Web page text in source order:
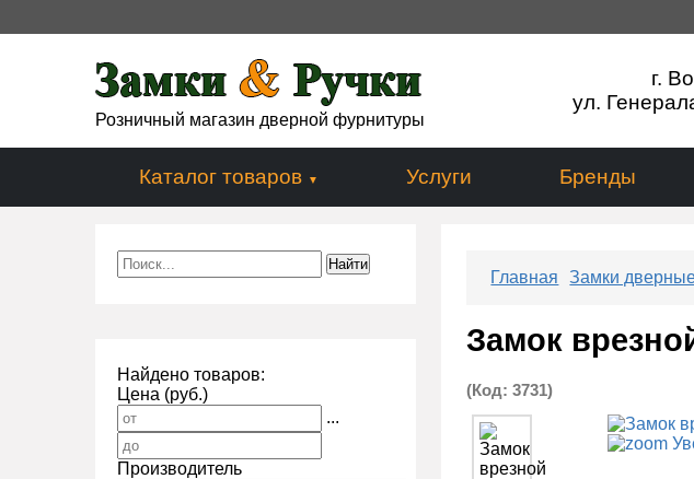
Розничный магазин дверной фурнитуры
г.
ул.
Каталог товаров Услуги Бренды
Найдено товаров:
Цена (руб.)
...
Производитель
Главная Замки
Замок
(Код:3731)